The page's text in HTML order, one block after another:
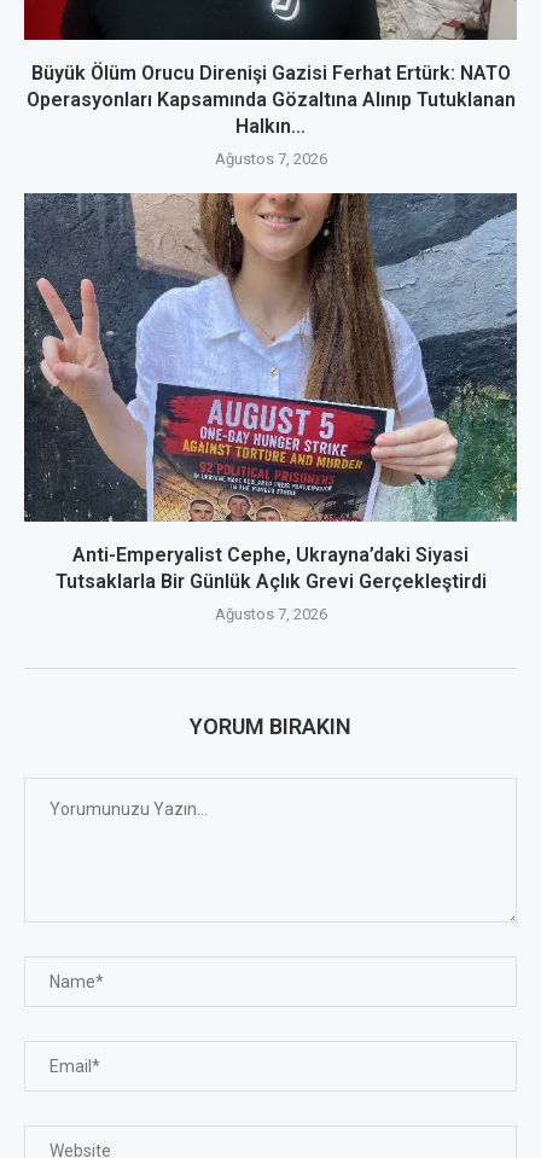
Büyük Ölüm Orucu Direnişi Gazisi Ferhat Ertürk: NATO
Operasyonları Kapsamında Gözaltına Alınıp Tutuklanan
Halkın...
Ağustos 7, 2026
Anti-Emperyalist Cephe, Ukrayna’daki Siyasi
Tutsaklarla Bir Günlük Açlık Grevi Gerçekleştirdi
Ağustos 7, 2026
YORUM BIRAKIN